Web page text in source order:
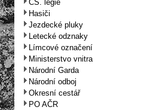
ČS. legie
Hasiči
Jezdecké pluky
Letecké odznaky
Límcové označení
Ministerstvo vnitra
Národní Garda
Národní odboj
Okresní cestář
PO AČR